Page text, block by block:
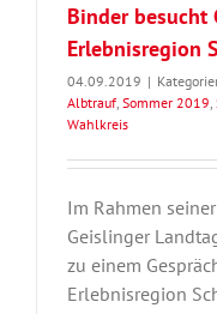
Binder besucht
Erlebnisregion
04.09.2019 |
Albtrauf Sommer 2019
Wahlkreis
Im Rahmen
Geislinger
zu einem
Erlebnisregion